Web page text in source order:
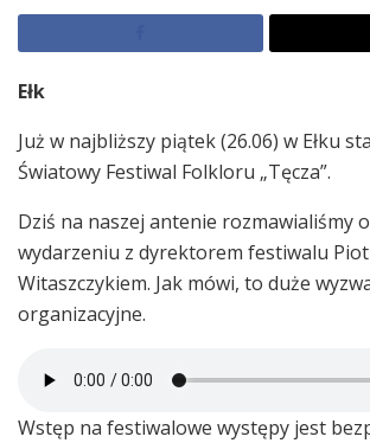
Ełk
Już w najbliższy piątek (26.06) w Ełku
Światowy Festiwal Folkloru „Tęcza”.
Dziś na naszej antenie rozmawialiśmy
wydarzeniu z dyrektorem festiwalu
Witaszczykiem. Jak mówi, to duże
organizacyjne.
Wstęp na festiwalowe występy jest